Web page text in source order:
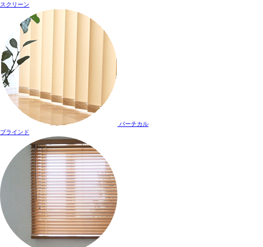
スクリーン
バーチカル
ブラインド